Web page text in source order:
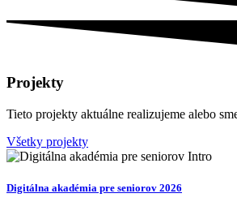
Projekty
Tieto projekty aktuálne realizujeme alebo
Všetky projekty
Digitálna akadémia pre seniorov 2026